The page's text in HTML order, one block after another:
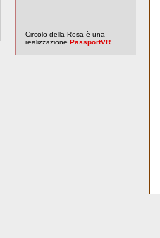
Circolo della Rosa è una
realizzazione PassportVR